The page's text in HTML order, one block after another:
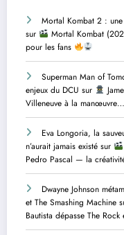
Mortal Kombat 2 :
sur
Mortal Kombat
pour les fans
Superman Man of
enjeux du DCU sur
Villeneuve à la
Eva Longoria, la
n’aurait jamais existé sur
Pedro Pascal — la
Dwayne Johnson
et The Smashing Machine
Bautista dépasse The